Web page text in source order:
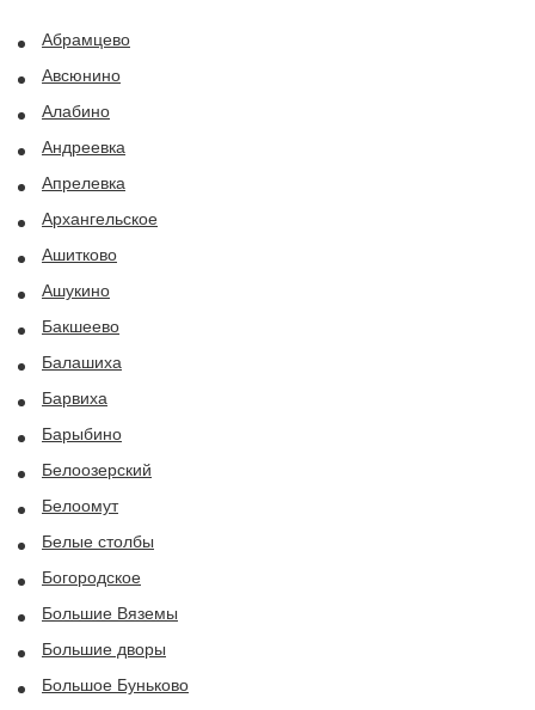
Абрамцево
Авсюнино
Алабино
Андреевка
Апрелевка
Архангельское
Ашитково
Ашукино
Бакшеево
Балашиха
Барвиха
Барыбино
Белоозерский
Белоомут
Белые столбы
Богородское
Большие Вяземы
Большие дворы
Большое Буньково